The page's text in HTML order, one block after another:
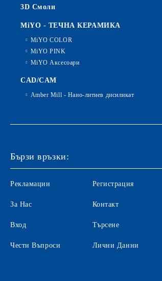
3D Смоли
MiYO - ТЕЧНА КЕРАМИКА
MiYO COLOR
MiYO PINK
MiYO Аксесоари
CAD/CAM
Amber Mill - Нано-литиев дисиликат
Бързи връзки:
Рекламации
За Нас
Вход
Чести Въпроси
Регистрация
Контакт
Търсене
Лични Данни